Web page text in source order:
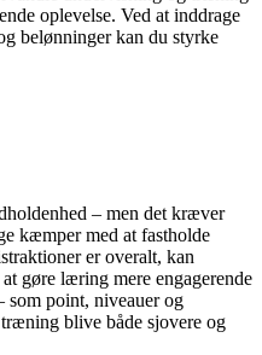
oplevelse. Ved at inddrage
belønninger kan du styrke
– men det kræver
kæmper med at fastholde
er overalt, kan
gøre læring mere engagerende
som point, niveauer og
blive både sjovere og